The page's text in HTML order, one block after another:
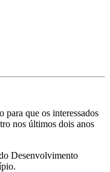
que os interessados
nos últimos dois anos
Desenvolvimento